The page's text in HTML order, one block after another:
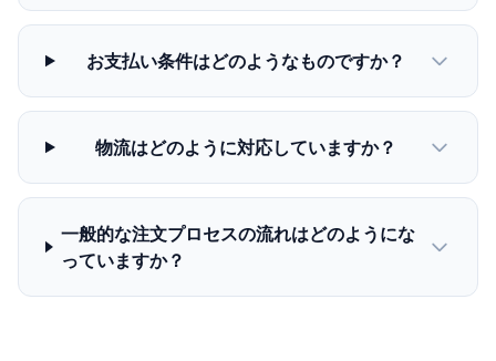
お支払い条件はどのようなものですか？
物流はどのように対応していますか？
一般的な注文プロセスの流れはどのようにな
っていますか？